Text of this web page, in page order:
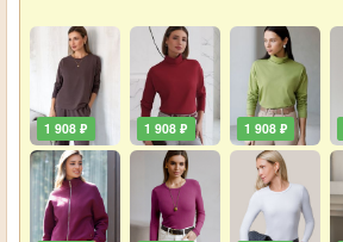
1 908 ₽ 1 908 ₽ 1 908 ₽